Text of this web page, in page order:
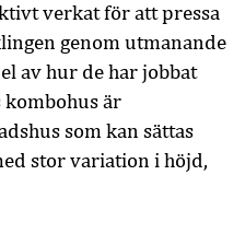
verkat för att pressa
genom utmanande
av hur de har jobbat
är
som kan sättas
stor variation i höjd,